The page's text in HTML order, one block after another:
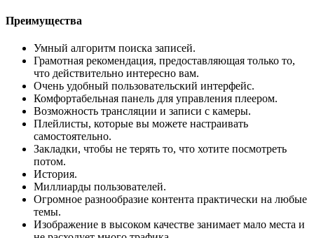
Преимущества
Умный алгоритм поиска записей.
Грамотная рекомендация, предоставляющая только то,
что действительно интересно вам.
Очень удобный пользовательский интерфейс.
Комфортабельная панель для управления плеером.
Возможность трансляции и записи с камеры.
Плейлисты, которые вы можете настраивать
самостоятельно.
Закладки, чтобы не терять то, что хотите посмотреть
потом.
История.
Миллиарды пользователей.
Огромное разнообразие контента практически на любые
темы.
Изображение в высоком качестве занимает мало места и